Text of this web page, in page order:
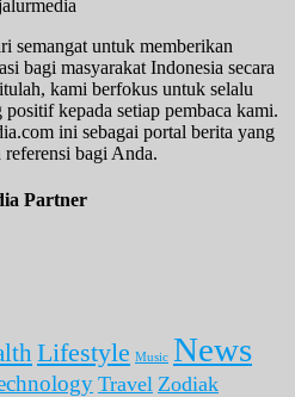
semangat untuk memberikan
bagi masyarakat Indonesia secara
kami berfokus untuk selalu
kepada setiap pembaca kami.
ini sebagai portal berita yang
bagi Anda.
Partner
Lifestyle Music News
Travel Zodiak